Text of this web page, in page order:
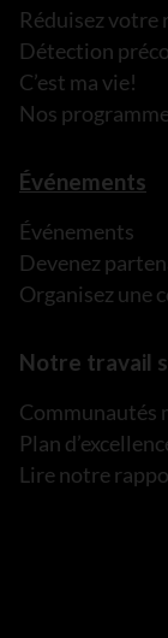
Réduisez votre
Détection
C’est ma vie!
Nos
Événements
Événements
Devenez
Organisez une
Notre travail
Communautés
Plan
Lire notre